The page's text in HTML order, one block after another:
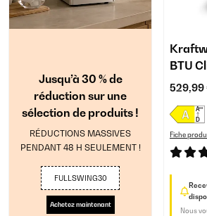
Jusqu’à 30 % de
réduction sur une
sélection de produits !
RÉDUCTIONS MASSIVES
PENDANT 48 H SEULEMENT !
FULLSWING30
Achetez maintenant
BTU
Blanc
529,99
Fiche
Nous